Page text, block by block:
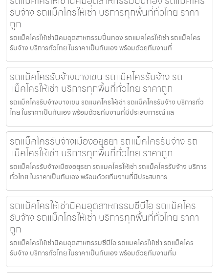
รับจ้าง รถแม็คโครให้เช่า บริการทุกพื้นที่ทั่วไทย ราคา
ถูก
รถแม็คโครให้เช่านิคมอุตสาหกรรมปิ่นทอง รถแมคโครให้เช่า รถแม็คโคร
รับจ้าง บริการทั่วไทย ในราคาเป็นกันเอง พร้อมด้วยทีมงานที่
รถแม็คโครรับจ้างบางเขน รถแม็คโครรับจ้าง รถ
แม็คโครให้เช่า บริการทุกพื้นที่ทั่วไทย ราคาถูก
รถแม็คโครรับจ้างบางเขน รถแมคโครให้เช่า รถแม็คโครรับจ้าง บริการทั่ว
ไทย ในราคาเป็นกันเอง พร้อมด้วยทีมงานที่มีประสบการณ์ แล
รถแม็คโครรับจ้างเมืองอยุธยา รถแม็คโครรับจ้าง รถ
แม็คโครให้เช่า บริการทุกพื้นที่ทั่วไทย ราคาถูก
รถแม็คโครรับจ้างเมืองอยุธยา รถแมคโครให้เช่า รถแม็คโครรับจ้าง บริการ
ทั่วไทย ในราคาเป็นกันเอง พร้อมด้วยทีมงานที่มีประสบการ
รถแม็คโครให้เช่านิคมอุตสาหกรรมซีบีไอ รถแม็คโคร
รับจ้าง รถแม็คโครให้เช่า บริการทุกพื้นที่ทั่วไทย ราคา
ถูก
รถแม็คโครให้เช่านิคมอุตสาหกรรมซีบีไอ รถแมคโครให้เช่า รถแม็คโคร
รับจ้าง บริการทั่วไทย ในราคาเป็นกันเอง พร้อมด้วยทีมงานที่ม